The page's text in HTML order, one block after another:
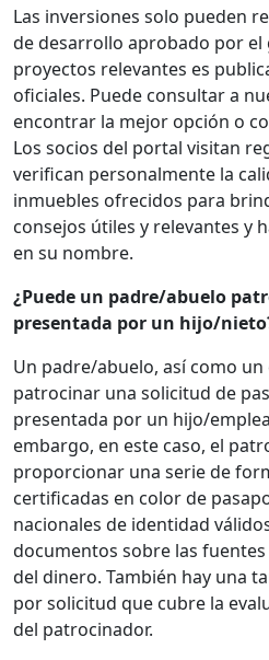
Las inversiones solo pueden
de desarrollo aprobado por el
proyectos relevantes es
oficiales. Puede consultar a
encontrar la mejor opción o
Los socios del portal visitan
verifican personalmente la
inmuebles ofrecidos para
consejos útiles y relevantes y
en su nombre.
¿Puede un padre/abuelo
presentada por un hijo/
Un padre/abuelo, así como
patrocinar una solicitud de
presentada por un hijo/
embargo, en este caso, el
proporcionar una serie de
certificadas en color de
nacionales de identidad
documentos sobre las
del dinero. También hay una
por solicitud que cubre la
del patrocinador.